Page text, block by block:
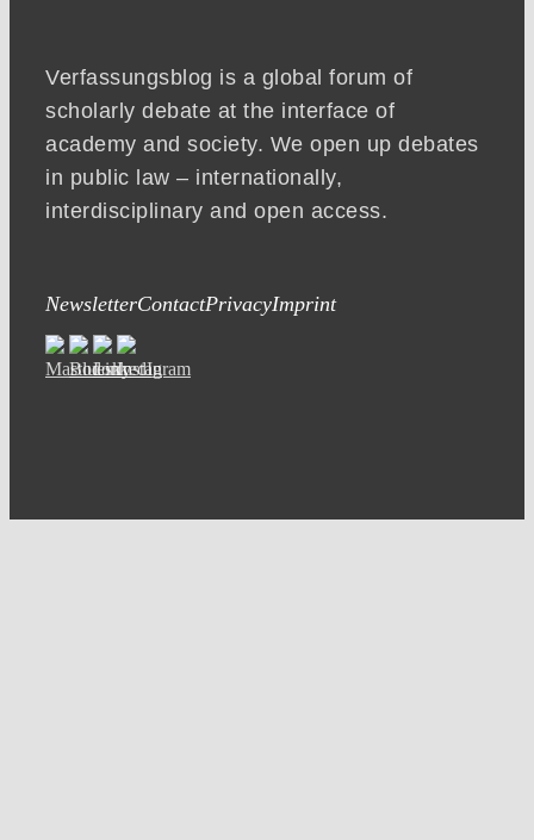
Verfassungsblog is a global forum of
scholarly debate at the interface of
academy and society. We open up debates
in public law – internationally,
interdisciplinary and open access.
NewsletterContactPrivacyImprint